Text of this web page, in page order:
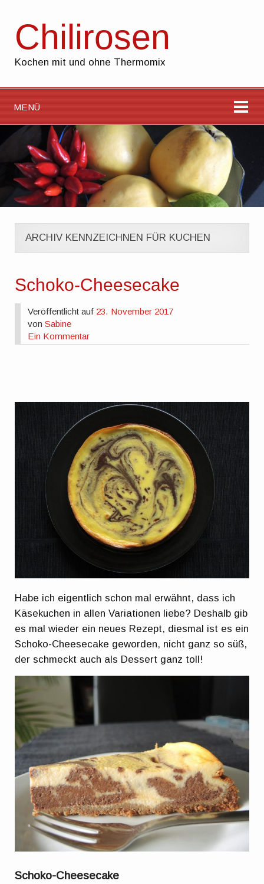
Chilirosen
Kochen mit und ohne Thermomix
MENÜ
ARCHIV KENNZEICHNEN FÜR KUCHEN
Schoko-Cheesecake
Veröffentlicht auf 23. November 2017
vonSabine
Ein Kommentar
Habe ich eigentlich schon mal erwähnt, dass ich
Käsekuchen in allen Variationen liebe? Deshalb gib
es mal wieder ein neues Rezept, diesmal ist es ein
Schoko-Cheesecake geworden, nicht ganz so süß,
der schmeckt auch als Dessert ganz toll!
Schoko-Cheesecake